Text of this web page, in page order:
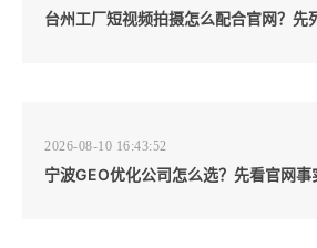
台州工厂短视频拍摄怎么配合官网？先
2026-08-10 16:43:52
宁波GEO优化公司怎么选？先看官网事